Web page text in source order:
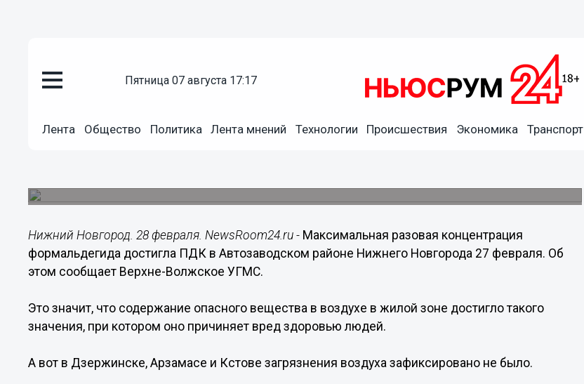
пятница 07 августа 17:17
Лента Общество Политика Лента мнений Технологии Происшествия Экономика Транспорт
Концентрация формальдегида в воздухе превышена на
Нижний Новгород. 28 февраля. NewsRoom24.ru - Максимальная разовая концентрация
формальдегида достигла ПДК в Автозаводском районе Нижнего Новгорода 27 февраля. Об
этом сообщает Верхне-Волжское УГМС.
Это значит, что содержание опасного вещества в воздухе в жилой зоне достигло такого
значения, при котором оно причиняет вред здоровью людей.
А вот в Дзержинске, Арзамасе и Кстове загрязнения воздуха зафиксировано не было.